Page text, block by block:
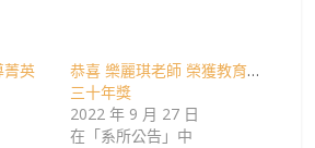
菁英
恭喜 樂麗琪老師 榮獲教育部
三十年獎
2022 年 9 月 27 日
在「系所公告」中